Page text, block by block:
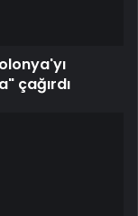
çağırdı